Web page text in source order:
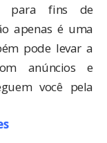
para fins de
apenas é uma
pode levar a
anúncios e
você pela